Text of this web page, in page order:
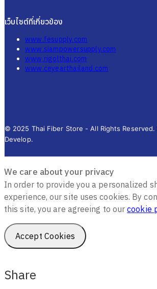
เว็บไซต์ที่เกี่ยวข้อง
www.fesupply.com
www.siampowersupply.com
www.rigolthai.com
www.ceyearthailand.com
© 2025 Thai Fiber Store - All Rights Reserved.
Develop.
We care about your privacy
In order to provide you a personalized
experience, our site uses cookies. By
this site, you are agreeing to ourcookie
Accept Cookies
Share